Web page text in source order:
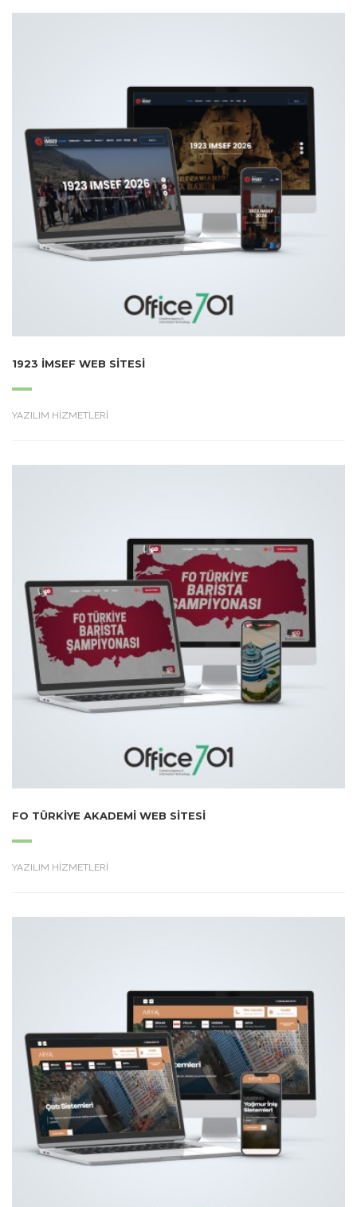
1923 İMSEF WEB SITESI
YAZILIM HİZMETLERİ
FO TÜRKIYE AKADEMI WEB SITESI
YAZILIM HİZMETLERİ